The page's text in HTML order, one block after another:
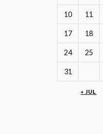
10 11
17 18
24 25
31
« JUL